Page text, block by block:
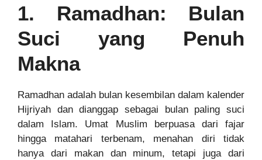
1. Ramadhan: Bulan
Suci yang Penuh
Makna
Ramadhan adalah bulan kesembilan dalam kalender
Hijriyah dan dianggap sebagai bulan paling suci
dalam Islam. Umat Muslim berpuasa dari fajar
hingga matahari terbenam, menahan diri tidak
hanya dari makan dan minum, tetapi juga dari